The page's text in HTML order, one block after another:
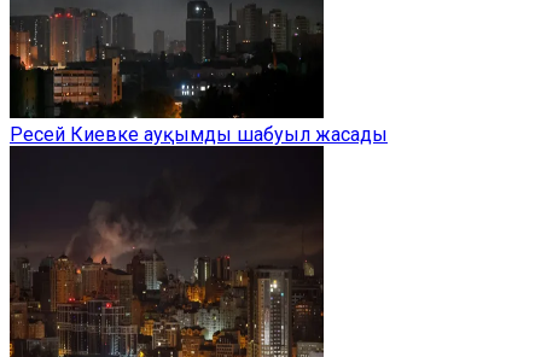
Ресей Киевке ауқымды шабуыл жасады